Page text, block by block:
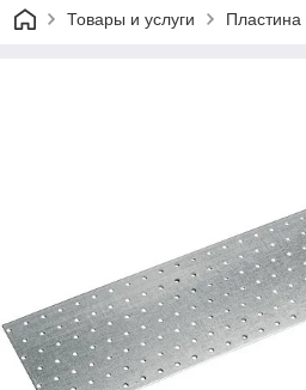
Товары и услуги